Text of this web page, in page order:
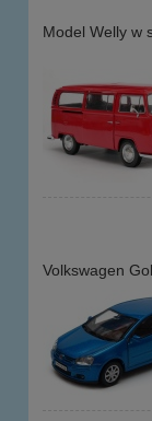
Model Welly w
Volkswagen